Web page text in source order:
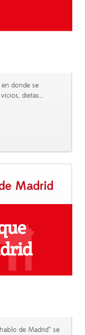
donde se
dietas…
Madrid
de Madrid” se